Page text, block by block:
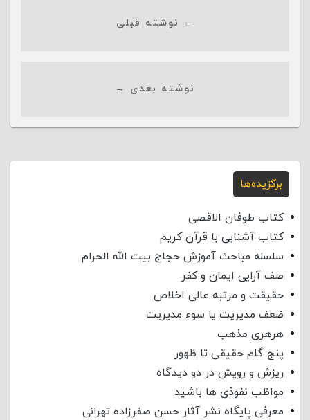
← نوشته قبلی
نوشته بعدی →
برگزیده‌ها
کتاب طوفان الاقصی
کتاب آشنایی با قرآن کریم
سلسله مباحث آموزش حجاج بیت الله الحرام
صف آرایی ایمان و کفر
حقیقت و مرتبه عالی اخلاص
ضعف مدیریت یا سوء مدیریت
هرهری مذهب
پنج گام حقیقی تا ظهور
ریزش و رویش در دو دیدگاه
مواظب نفوذی‌ ها باشید
معرفی پایگاه نشر آثار حسن صفرزاده تهرانی